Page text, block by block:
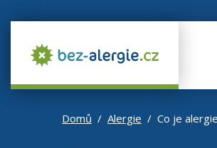
Domů Alergie Co je alergie